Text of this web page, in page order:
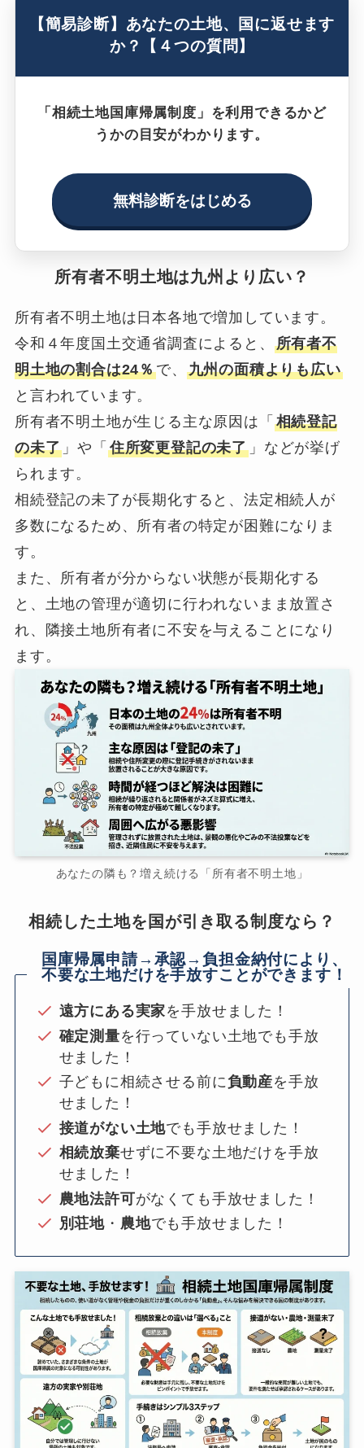
【簡易診断】あなたの土地、国に返せます
か？【４つの質問】
「相続土地国庫帰属制度」を利用できるかど
うかの目安がわかります。
無料診断をはじめる
所有者不明土地は九州より広い？
所有者不明土地は日本各地で増加しています。
令和４年度国土交通省調査によると、 所有者不
明土地の割合は24％で、 九州の面積よりも広い
と言われています。
所有者不明土地が生じる主な原因は「 相続登記
の未了 」や「 住所変更登記の未了 」などが挙げ
られます。
相続登記の未了が長期化すると、法定相続人が
多数になるため、所有者の特定が困難になりま
す。
また、所有者が分からない状態が長期化する
と、土地の管理が適切に行われないまま放置さ
れ、隣接土地所有者に不安を与えることになり
ます。
あなたの隣も？増え続ける「所有者不明土地」
相続した土地を国が引き取る制度なら？
国庫帰属申請→承認→負担金納付により、
不要な土地だけを手放すことができます！
遠方にある実家を手放せました！
確定測量を行っていない土地でも手放
せました！
子どもに相続させる前に負動産を手放
せました！
接道がない土地でも手放せました！
相続放棄せずに不要な土地だけを手放
せました！
農地法許可がなくても手放せました！
別荘地 ・ 農地でも手放せました！